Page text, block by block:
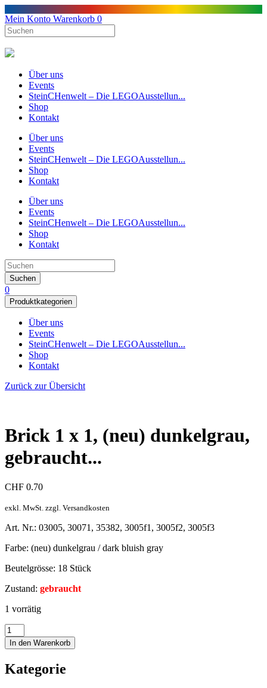
Mein Konto Warenkorb 0
Über uns
Events
SteinCHenwelt – Die LEGOAusstellun...
Shop
Kontakt
Über uns
Events
SteinCHenwelt – Die LEGOAusstellun...
Shop
Kontakt
Über uns
Events
SteinCHenwelt – Die LEGOAusstellun...
Shop
Kontakt
Suchen
0
Produktkategorien
Über uns
Events
SteinCHenwelt – Die LEGOAusstellun...
Shop
Kontakt
Zurück zur Übersicht
Brick 1 x 1, (neu) dunkelgrau,
gebraucht...
CHF 0.70
exkl. MwSt. zzgl. Versandkosten
Art. Nr.: 03005, 30071, 35382, 3005f1, 3005f2, 3005f3
Farbe: (neu) dunkelgrau / dark bluish gray
Beutelgrösse: 18 Stück
Zustand: gebraucht
1 vorrätig
In den Warenkorb
Kategorie